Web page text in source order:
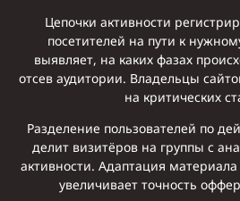
Цепочки активности
посетителей на пути к
выявляет, на каких фазах
отсев аудитории. Владельцы
на критических
Разделение пользователей по
делит визитёров на группы с
активности. Адаптация
увеличивает точность